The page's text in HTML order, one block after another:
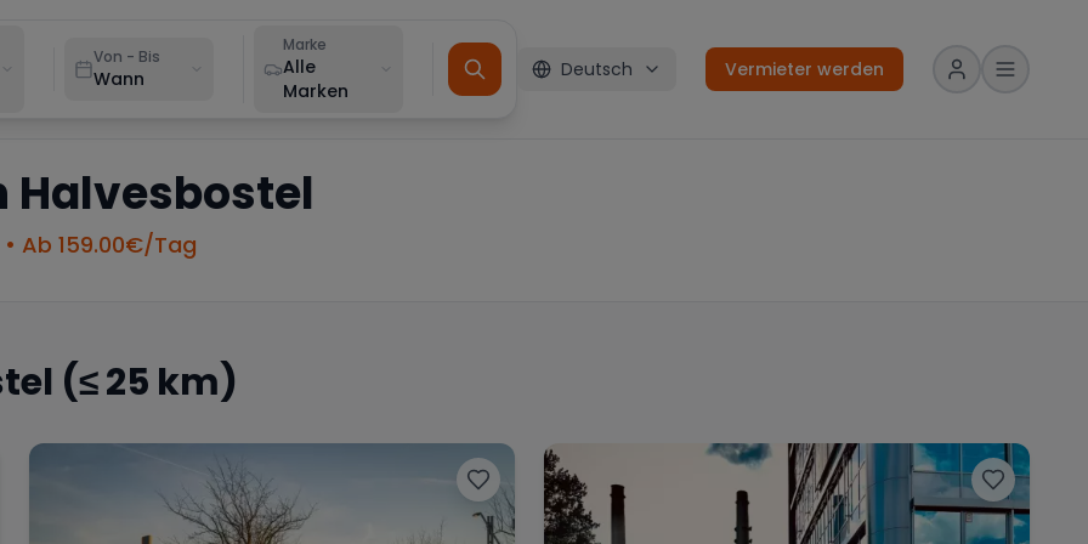
Von - Bis
Wann
Marke
Alle
Marken
Deutsch Vermieter werden
Halvesbostel
• Ab 159.00€/Tag
(≤ 25 km)